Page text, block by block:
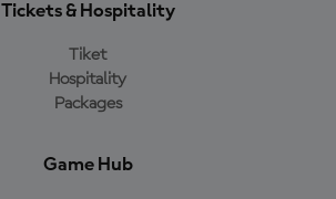
Tickets & Hospitality
Tiket
Hospitality
Packages
Game Hub